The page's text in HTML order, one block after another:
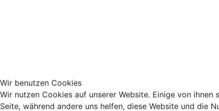
Wir benutzen Cookies
Wir nutzen Cookies auf unserer Website. Einige von ihnen
Seite, während andere uns helfen, diese Website und die